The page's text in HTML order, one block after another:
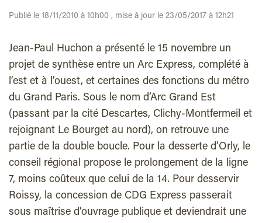
Publié le 18/11/2010 à 10h00 , mise à jour le 23/05/2017 à 12h21
Jean-Paul Huchon a présenté le 15 novembre un
projet de synthèse entre un Arc Express, complété à
l’est et à l’ouest, et certaines des fonctions du métro
du Grand Paris. Sous le nom d’Arc Grand Est
(passant par la cité Descartes, Clichy-Montfermeil et
rejoignant Le Bourget au nord), on retrouve une
partie de la double boucle. Pour la desserte d’Orly, le
conseil régional propose le prolongement de la ligne
7, moins coûteux que celui de la 14. Pour desservir
Roissy, la concession de CDG Express passerait
sous maîtrise d’ouvrage publique et deviendrait une